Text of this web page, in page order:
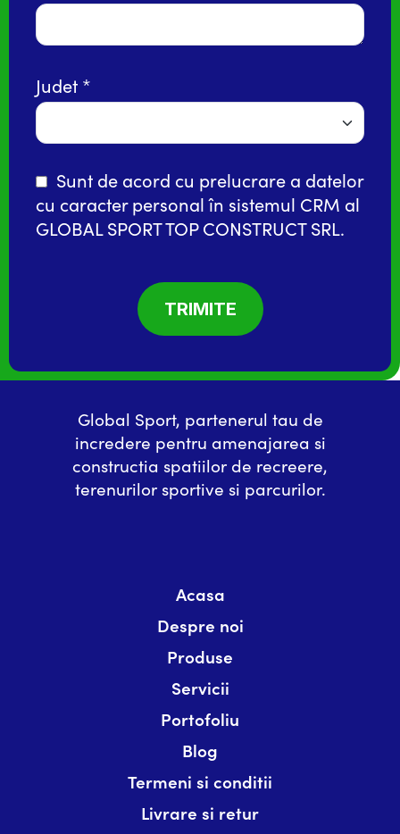
Judet
Sunt de acord cu prelucrare a datelor
cu caracter personal în sistemul CRM al
GLOBAL SPORT TOP CONSTRUCT SRL.
Global Sport, partenerul tau de
incredere pentru amenajarea si
constructia spatiilor de recreere,
terenurilor sportive si parcurilor.
Acasa
Despre noi
Produse
Servicii
Portofoliu
Blog
Termeni si conditii
Livrare si retur